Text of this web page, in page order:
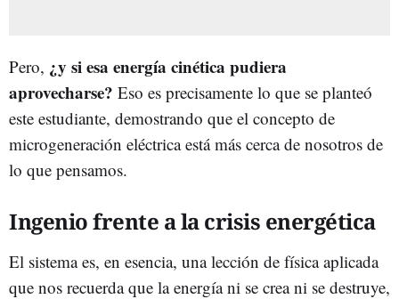
Pero, ¿y si esa energía cinética pudiera
aprovecharse? Eso es precisamente lo que se planteó
este estudiante, demostrando que el concepto de
microgeneración eléctrica está más cerca de nosotros de
lo que pensamos.
Ingenio frente a la crisis energética
El sistema es, en esencia, una lección de física aplicada
que nos recuerda que la energía ni se crea ni se destruye,